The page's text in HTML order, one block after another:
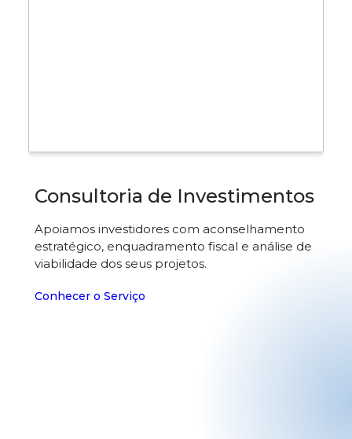
Consultoria de Investimentos
Apoiamos investidores com aconselhamento
estratégico, enquadramento fiscal e análise de
viabilidade dos seus projetos.
Conhecer o Serviço